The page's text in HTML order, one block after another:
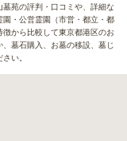
せんが、食事処は
ます。お墓参り用
。
苑の評判・口コミや、詳細な
・公営霊園（市営・都立・都
から比較して東京都港区のお
墓石購入、お墓の移設、墓じ
い。